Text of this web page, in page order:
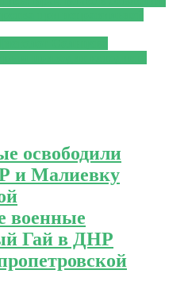
освободили
и Малиевку
военные
Гай в ДНР